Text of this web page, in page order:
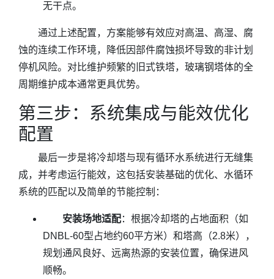
无干点。
通过上述配置，方案能够有效应对高温、高湿、腐
蚀的连续工作环境，降低因部件腐蚀损坏导致的非计划
停机风险。对比维护频繁的旧式铁塔，玻璃钢塔体的全
周期维护成本通常更具优势。
第三步：系统集成与能效优化
配置
最后一步是将冷却塔与现有循环水系统进行无缝集
成，并考虑运行能效，这包括安装基础的优化、水循环
系统的匹配以及简单的节能控制：
安装场地适配：根据冷却塔的占地面积（如
DNBL-60型占地约60平方米）和塔高（2.8米），
规划通风良好、远离热源的安装位置，确保进风
顺畅。